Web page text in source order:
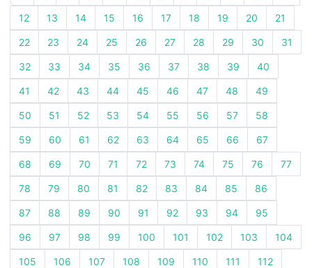
12 13 14 15 16 17 18 19 20 21
22 23 24 25 26 27 28 29 30 31
32 33 34 35 36 37 38 39 40
41 42 43 44 45 46 47 48 49
50 51 52 53 54 55 56 57 58
59 60 61 62 63 64 65 66 67
68 69 70 71 72 73 74 75 76 77
78 79 80 81 82 83 84 85 86
87 88 89 90 91 92 93 94 95
96 97 98 99 100 101 102 103 104
105 106 107 108 109 110 111 112